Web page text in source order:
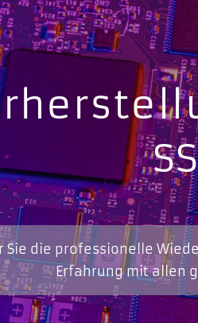
Sie die professionelle
Erfahrung mit allen